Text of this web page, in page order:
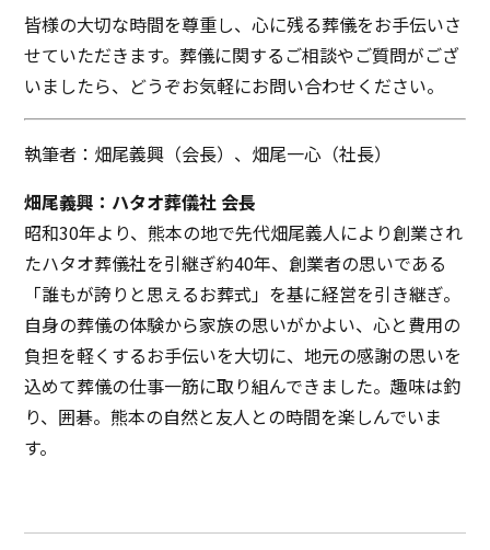
皆様の大切な時間を尊重し、心に残る葬儀をお手伝いさ
せていただきます。葬儀に関するご相談やご質問がござ
いましたら、どうぞお気軽にお問い合わせください。
執筆者：畑尾義興（会長）、畑尾一心（社長）
畑尾義興：ハタオ葬儀社 会長
昭和30年より、熊本の地で先代畑尾義人により創業され
たハタオ葬儀社を引継ぎ約40年、創業者の思いである
「誰もが誇りと思えるお葬式」を基に経営を引き継ぎ。
自身の葬儀の体験から家族の思いがかよい、心と費用の
負担を軽くするお手伝いを大切に、地元の感謝の思いを
込めて葬儀の仕事一筋に取り組んできました。趣味は釣
り、囲碁。熊本の自然と友人との時間を楽しんでいま
す。